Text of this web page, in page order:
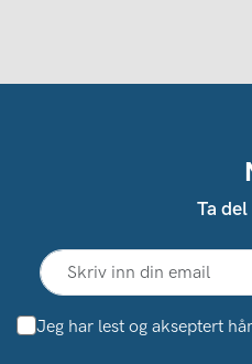
Ta
Jeg har lest og akseptert